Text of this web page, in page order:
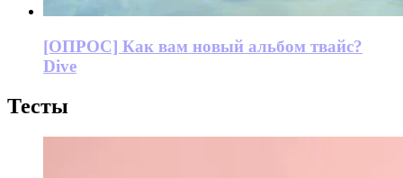
[ОПРОС] Как вам новый альбом твайс?
Dive
Тесты